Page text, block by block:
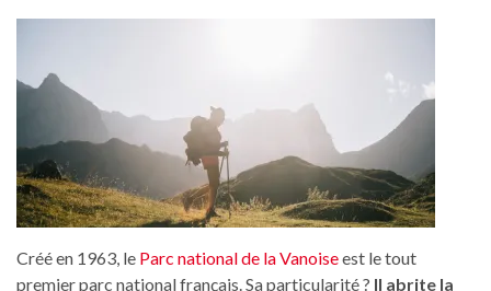
Créé en 1963, le Parc national de la Vanoiseest le tout
premier parc national français. Sa particularité ? Il abrite la